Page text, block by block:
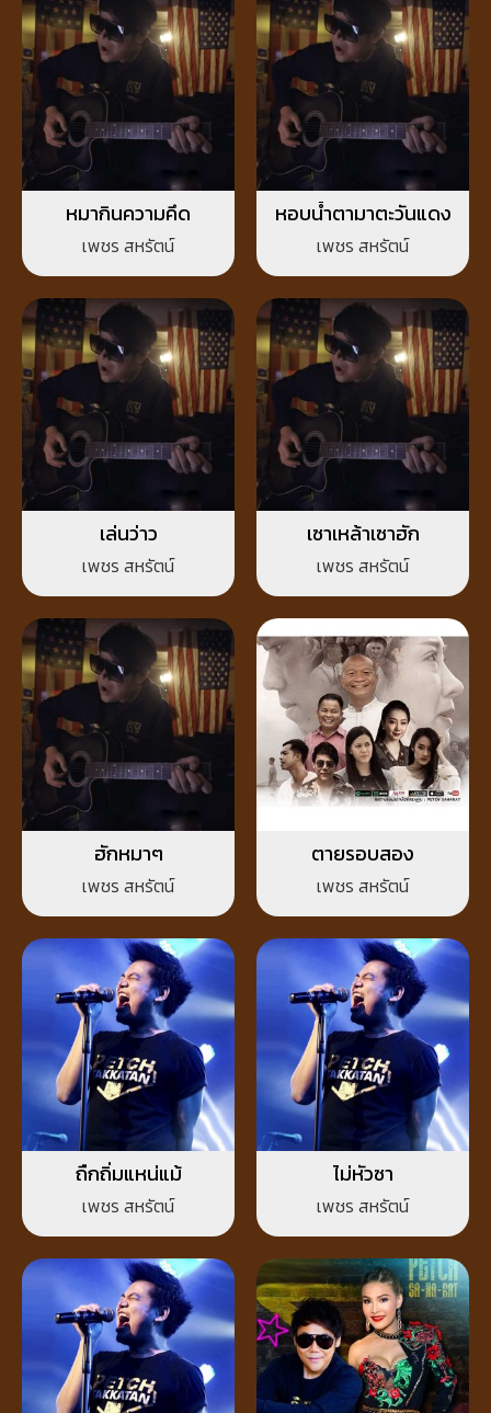
หมากินความคึด
เพชร สหรัตน์
หอบน้ำตามาตะวันแดง
เพชร สหรัตน์
เล่นว่าว
เพชร สหรัตน์
เซาเหล้าเซาฮัก
เพชร สหรัตน์
ฮักหมาๆ
เพชร สหรัตน์
ตายรอบสอง
เพชร สหรัตน์
ถืกถิ่มแหน่แม้
เพชร สหรัตน์
ไม่หัวซา
เพชร สหรัตน์